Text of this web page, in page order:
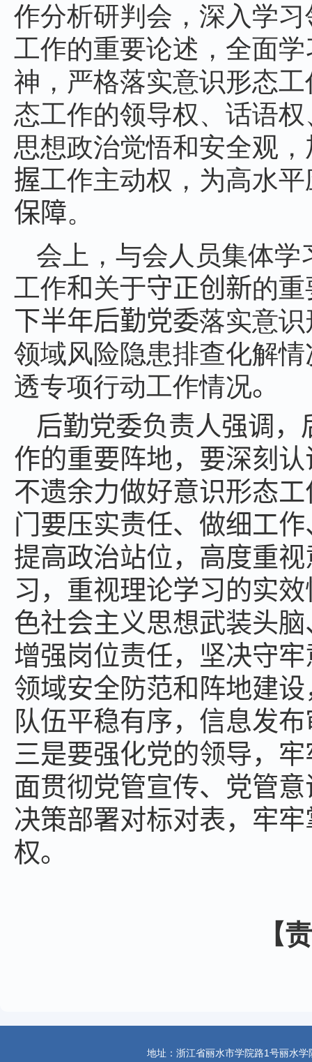
作分析研判会，深入学
工作的重要论述，全面
神，严格落实意识形态
态工作的领导权、话语
思想政治觉悟和安全观
握工作主动权，为高水
保障。
会上，与会人员集体
工作和 关于守正创新的
下半年后勤党委落实意
领域风险隐患排查化解情
透专项行动工作情况。
后勤党委负责人强调
作的重要阵地，要深刻
不遗余力做好意识形态
门要压实责任、做细工
提高政治站位，高度重
习，重视理论学习的实
色社会主义思想武装头
增强岗位责任，坚决守
领域安全防范和阵地建
队伍平稳有序，信息发
三是要强化党的领导，
面贯彻党管宣传、党管
决策部署对标对表，牢
权。
【责编：施燕
地址：浙江省丽水市学院路1号丽水